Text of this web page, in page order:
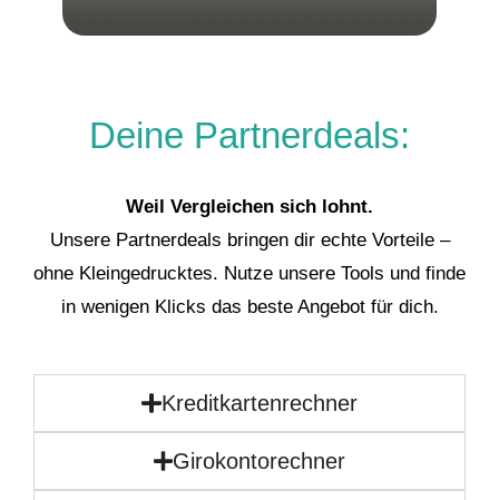
Deine Partnerdeals:
Weil Vergleichen sich lohnt.
Unsere Partnerdeals bringen dir echte Vorteile –
ohne Kleingedrucktes. Nutze unsere Tools und finde
in wenigen Klicks das beste Angebot für dich.
Kreditkartenrechner
Girokontorechner